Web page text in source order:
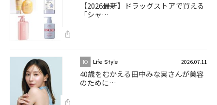
【2026最新】ドラッグストアで買える
「シャ…
10 Life Style 2026.07.11
40歳をむかえる田中みな実さんが美容
のために…